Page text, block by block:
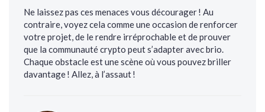
Ne laissez pas ces menaces vous décourager ! Au
contraire, voyez cela comme une occasion de renforcer
votre projet, de le rendre irréprochable et de prouver
que la communauté crypto peut s’adapter avec brio.
Chaque obstacle est une scène où vous pouvez briller
davantage ! Allez, à l’assaut !